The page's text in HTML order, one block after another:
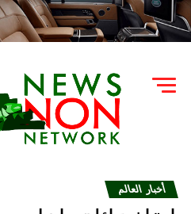
أخبار العالم